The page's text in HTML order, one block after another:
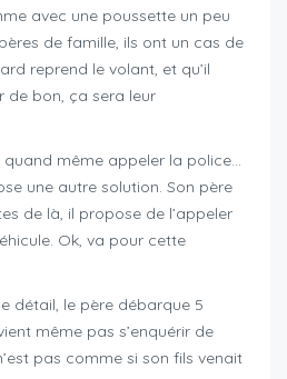
avec une poussette un peu
de famille, ils ont un cas de
reprend le volant, et qu’il
de bon, ça sera leur
même appeler la police…
une autre solution. Son père
de là, il propose de l’appeler
Ok, va pour cette
détail, le père débarque 5
même pas s’enquérir de
pas comme si son fils venait